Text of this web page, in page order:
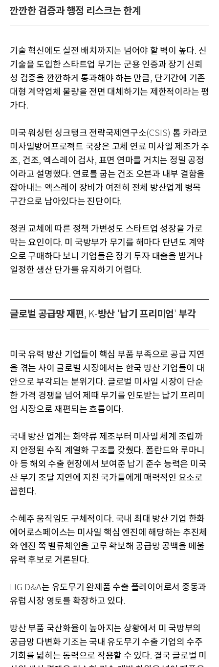
깐깐한 검증과 행정 리스크는 한계
기술 혁신에도 실전 배치까지는 넘어야 할 벽이 높다. 신
기술을 도입한 스타트업 무기는 군용 인증과 장기 신뢰
성 검증을 깐깐하게 통과해야 하는 만큼, 단기간에 기존
대형 계약업체 물량을 전면 대체하기는 제한적이라는 평
가다.
미국 워싱턴 싱크탱크 전략국제연구소(CSIS) 톰 카라코
미사일방어프로젝트 국장은 고체 연료 미사일 제조가 주
조, 건조, 엑스레이 검사, 표면 연마를 거치는 정밀 공정
이라고 설명했다. 연료를 굽는 건조 오븐과 내부 결함을
잡아내는 엑스레이 장비가 여전히 전체 방산업계 병목
구간으로 남아있다는 진단이다.
정권 교체에 따른 정책 가변성도 스타트업 성장을 가로
막는 요인이다. 미 국방부가 무기를 해마다 단년도 계약
으로 구매하다 보니 기업들은 장기 투자 대출을 받거나
일정한 생산 단가를 유지하기 어렵다.
글로벌 공급망 재편, K-방산 '납기 프리미엄' 부각
미국 유력 방산 기업들이 핵심 부품 부족으로 공급 지연
을 겪는 사이 글로벌 시장에서는 한국 방산 기업들이 대
안으로 부각되는 분위기다. 글로벌 미사일 시장이 단순
한 가격 경쟁을 넘어 제때 무기를 인도받는 납기 프리미
엄 시장으로 재편되는 흐름이다.
국내 방산 업계는 화약류 제조부터 미사일 체계 조립까
지 안정된 수직 계열화 구조를 갖췄다. 폴란드와 루마니
아 등 해외 수출 현장에서 보여준 납기 준수 능력은 미국
산 무기 조달 지연에 지친 국가들에게 매력적인 요소로
꼽힌다.
수혜주 움직임도 구체적이다. 국내 최대 방산 기업 한화
에어로스페이스는 미사일 핵심 엔진에 해당하는 추진체
와 엔진 쪽 밸류체인을 고루 확보해 공급망 공백을 메울
유력 후보로 거론된다.
LIG D&A는 유도무기 완제품 수출 플레이어로서 중동과
유럽 시장 영토를 확장하고 있다.
방산 부품 국산화율이 높아지는 상황에서 미 국방부의
공급망 다변화 기조는 국내 유도무기 수출 기업의 수주
기회를 넓히는 동력으로 작용할 수 있다. 결국 글로벌 미